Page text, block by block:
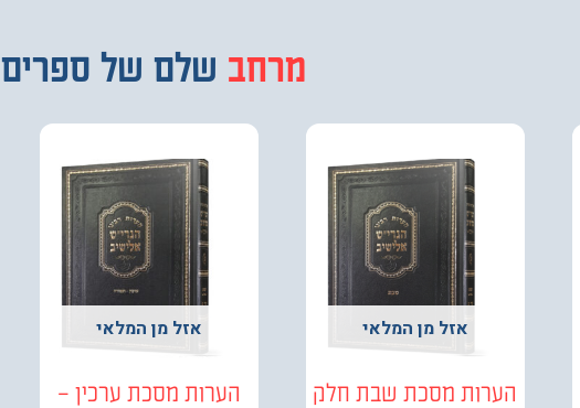
מרחב
מבחרשלם של ספרים
אזל מן המלאי
הערות מסכת שבת חלק
אזל מן המלאי
הערות מסכת ערכין –